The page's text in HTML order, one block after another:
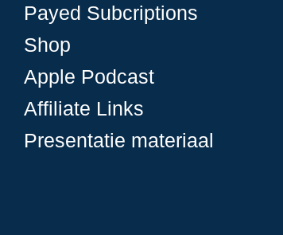
Payed Subcriptions
Shop
Apple Podcast
Affiliate Links
Presentatie materiaal